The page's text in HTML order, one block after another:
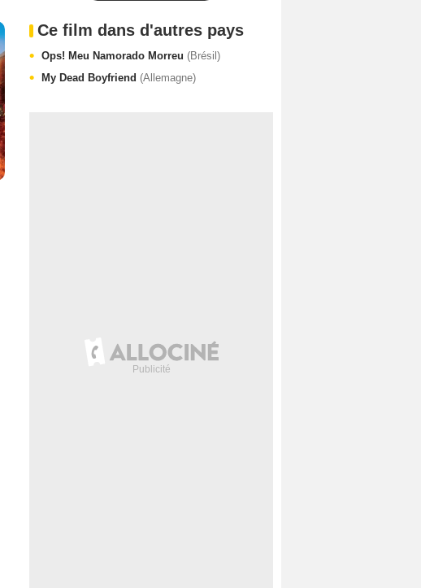
Ce film dans d'autres pays
Ops! Meu Namorado Morreu (Brésil)
My Dead Boyfriend (Allemagne)